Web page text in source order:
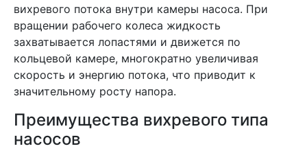
вихревого потока внутри камеры насоса. При
вращении рабочего колеса жидкость
захватывается лопастями и движется по
кольцевой камере, многократно увеличивая
скорость и энергию потока, что приводит к
значительному росту напора.
Преимущества вихревого типа
насосов